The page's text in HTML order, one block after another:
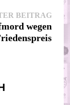
BEITRAG
wegen